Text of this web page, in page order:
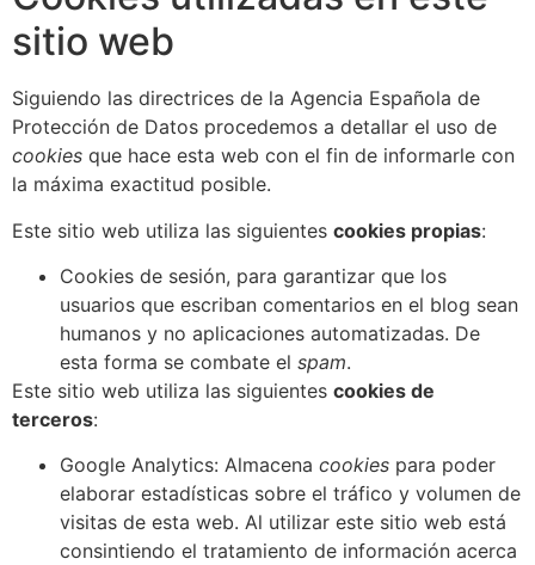
sitio web
Siguiendo las directrices de la Agencia Española de
Protección de Datos procedemos a detallar el uso de
cookies que hace esta web con el fin de informarle con
la máxima exactitud posible.
Este sitio web utiliza las siguientes cookies propias:
Cookies de sesión, para garantizar que los
usuarios que escriban comentarios en el blog sean
humanos y no aplicaciones automatizadas. De
esta forma se combate el spam.
Este sitio web utiliza las siguientes cookies de
terceros:
Google Analytics: Almacena cookies para poder
elaborar estadísticas sobre el tráfico y volumen de
visitas de esta web. Al utilizar este sitio web está
consintiendo el tratamiento de información acerca